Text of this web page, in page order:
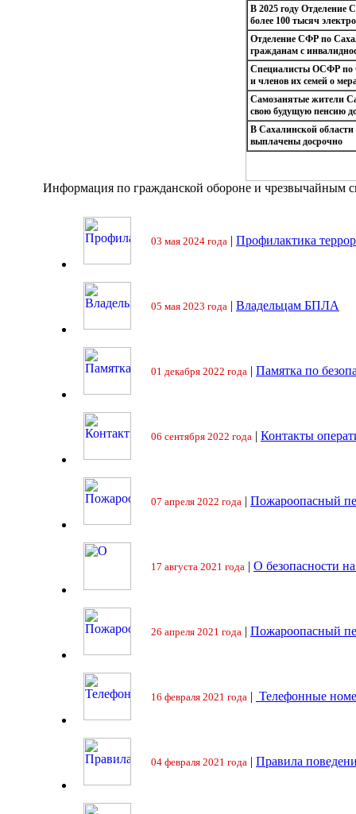
В 2025 году Отделение
более 100 тысяч
Отделение СФР по
гражданам с
Специалисты ОСФР по
и членов их семей о
Самозанятые жители
свою будущую пенсию
В Сахалинской области
выплачены досрочно
Информация по гражданской обороне и чрезвычайным
03 мая 2024 года | Профилактика
05 мая 2023 года | Владельцам БПЛА
01 декабря 2022 года | Памятка по
06 сентября 2022 года | Контакты
07 апреля 2022 года | Пожароопасный
17 августа 2021 года | О безопасности
26 апреля 2021 года | Пожароопасный
16 февраля 2021 года | Телефонные
04 февраля 2021 года | Правила